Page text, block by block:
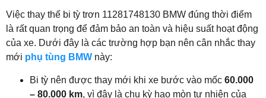
Việc thay thế bi tỳ trơn 11281748130 BMW đúng thời điểm
là rất quan trọng để đảm bảo an toàn và hiệu suất hoạt động
của xe. Dưới đây là các trường hợp bạn nên cân nhắc thay
mới phụ tùng BMW này:
Bi tỳ nên được thay mới khi xe bước vào mốc 60.000
– 80.000 km, vì đây là chu kỳ hao mòn tự nhiên của